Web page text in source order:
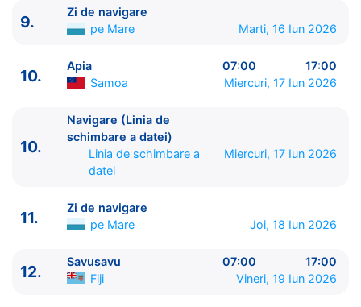
8.
Pago Pago Samoa Americana
Zi de navigare pe Mare
0:00 - 0:00
10.
Navigare (Linia de schimbare a datei) Linia de
Zi de navigare pe Mare
Savusavu Fiji 07:00 - 17:00
13.
Dravuni Island Fiji 07:00 - 17:00
Lautoka Fiji
9.
Zi de navigare
pe Mare
Marti, 16 Iun 2026
10.
Apia 07:00
17:00
Samoa
Miercuri, 17 Iun 2026
10.
Navigare (Linia de
schimbare a datei)
Linia de schimbare a
datei
Miercuri, 17 Iun 2026
11.
Zi de navigare
pe Mare
Joi, 18 Iun 2026
12.
Savusavu 07:00
17:00
Fiji
Vineri, 19 Iun 2026